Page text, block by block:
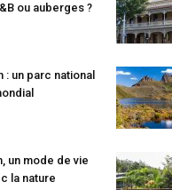
ou auberges ?
: un parc national
un mode de vie
la nature